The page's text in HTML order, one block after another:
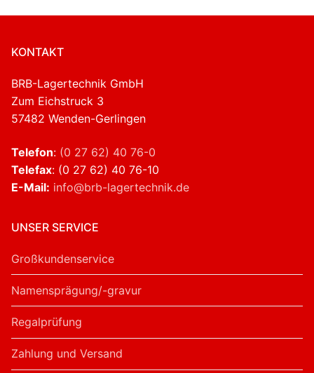
KONTAKT
BRB-Lagertechnik GmbH
Zum Eichstruck 3
57482 Wenden-Gerlingen
Telefon: (0 27 62) 40 76-0
Telefax: (0 27 62) 40 76-10
E-Mail: info@brb-lagertechnik.de
UNSER SERVICE
Großkundenservice
Namensprägung/-gravur
Regalprüfung
Zahlung und Versand